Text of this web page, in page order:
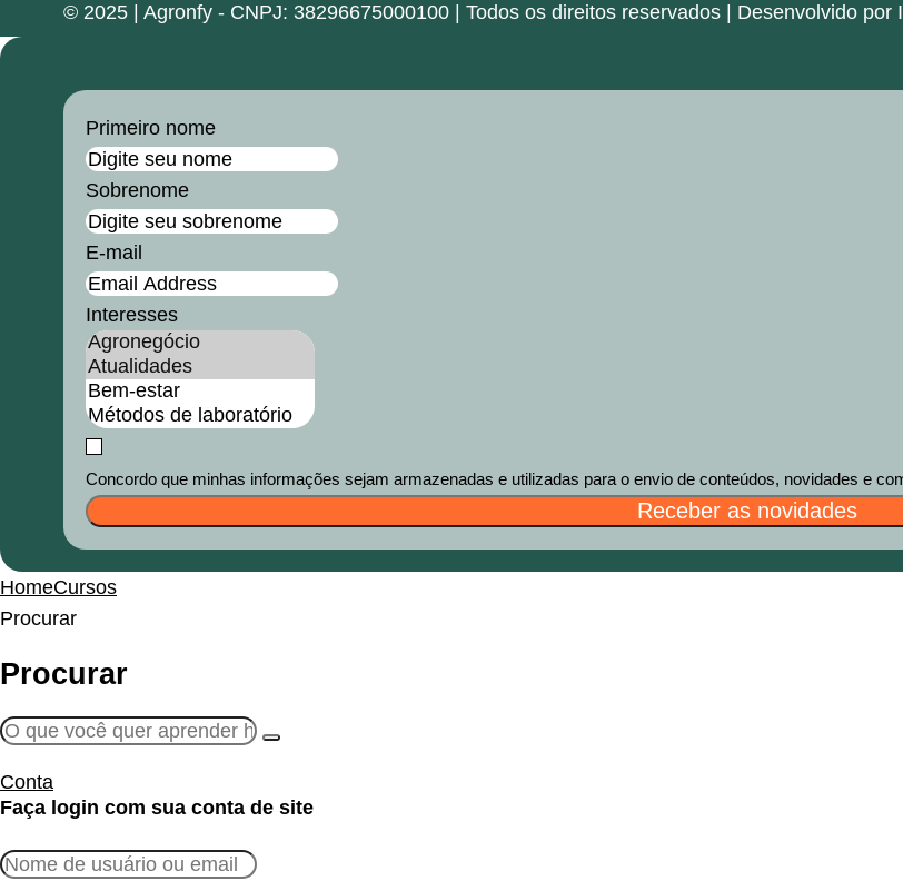
© 2025 | Agronfy - CNPJ: 38296675000100 | Todos os direitos reservados | Desenvolvido por
Primeiro nome
Sobrenome
E-mail
Interesses
Concordo que minhas informações sejam armazenadas e utilizadas para o envio de conteúdos, novidades e
Receber as novidades
HomeCursos
Procurar
Procurar
Conta
Faça login com sua conta de site